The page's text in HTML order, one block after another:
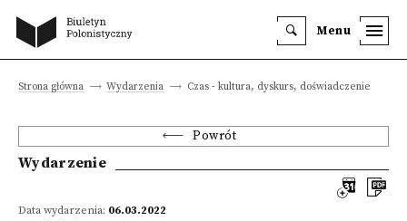
Menu
Strona główna Wydarzenia Czas - kultura, dyskurs, doświadczenie
Powrót
Wydarzenie
Data wydarzenia: 06.03.2022